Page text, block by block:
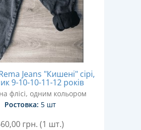
Jeans "Кишені" сірі,
9-10-10-11-12 років
флісі, одним кольором
Ростовка: 5 шт
грн. (1 шт.)